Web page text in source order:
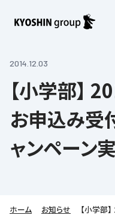
会社案内
会社案内
企業理念
事業一覧
学習塾
学習塾について
京進グループについて
お客さま満足度向上の
株主・投資家向け情報
採用情報
2014.12.03
【小学部】
お申込み受
ャンペーン実
ホーム お知らせ 【小学部